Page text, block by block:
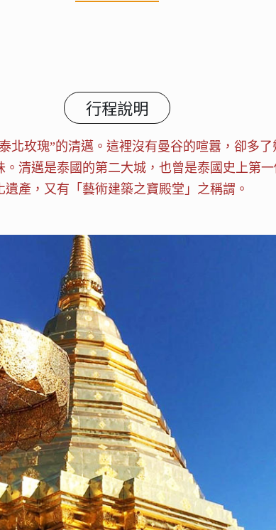
行程說明
北玫瑰”的清邁。這裡沒有曼谷的喧囂，卻多
清邁是泰國的第二大城，也曾是泰國史上第
產，又有「藝術建築之寶殿堂」之稱謂。